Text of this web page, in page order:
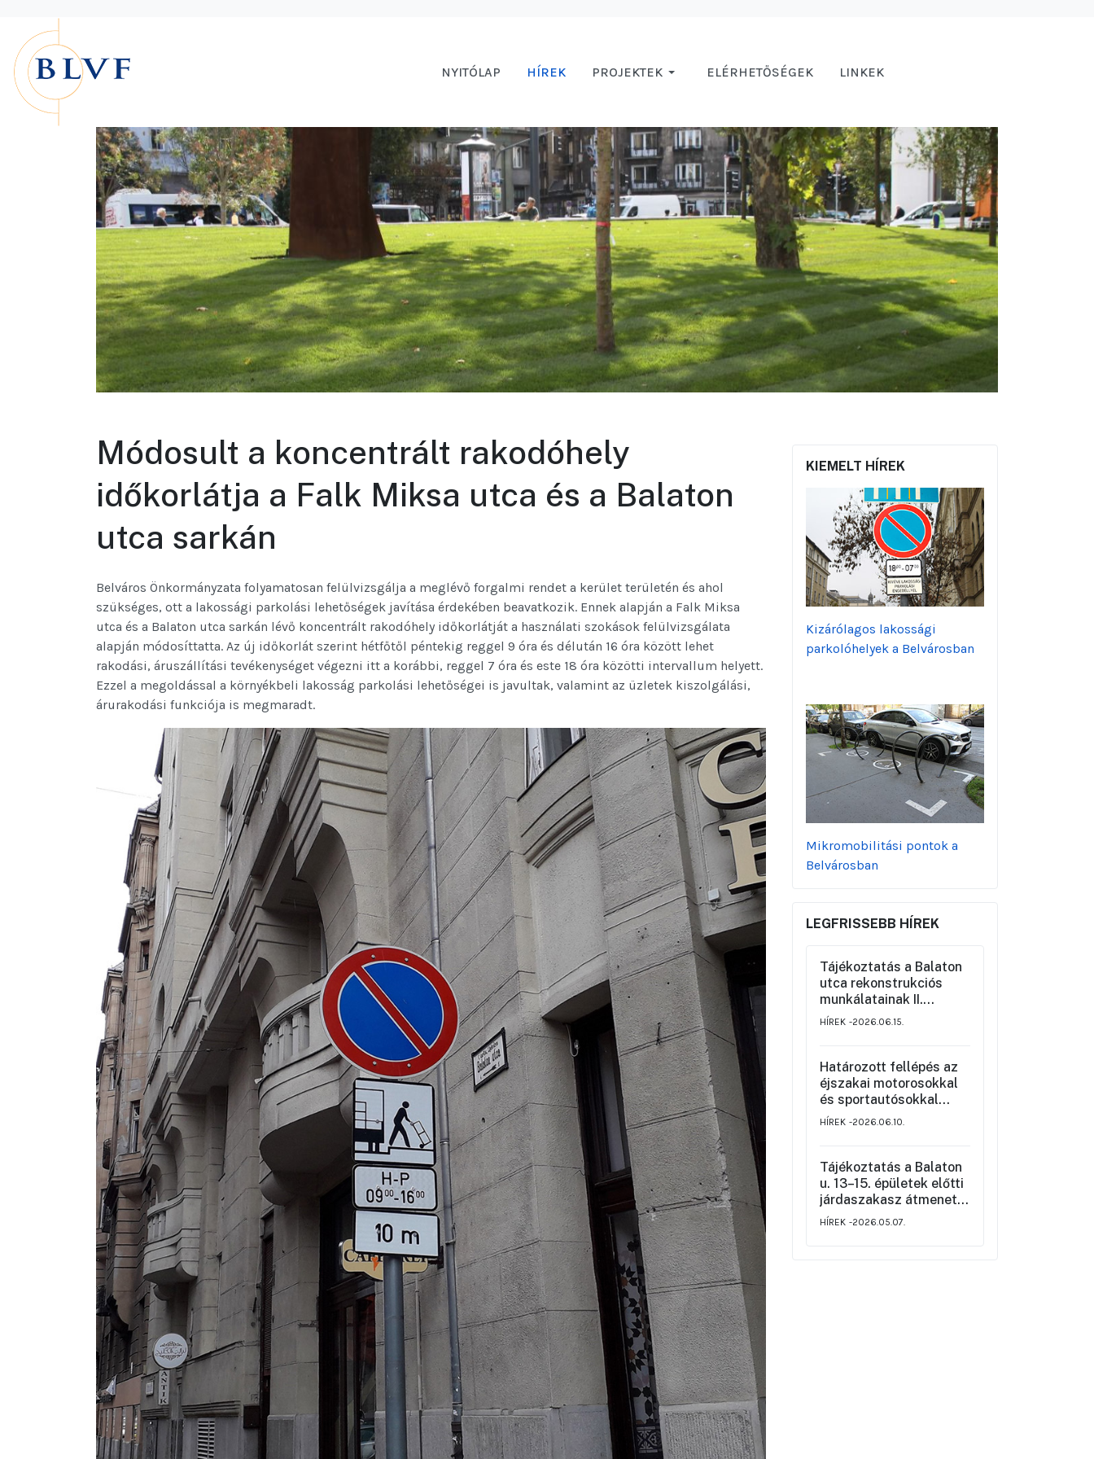
NYITÓLAP HÍREK PROJEKTEK ELÉRHETŐSÉGEK LINKEK
Módosult a koncentrált rakodóhely
időkorlátja a Falk Miksa utca és a Balaton
utca sarkán
Belváros Önkormányzata folyamatosan felülvizsgálja a meglévő forgalmi rendet a kerület területén és ahol
szükséges, ott a lakossági parkolási lehetőségek javítása érdekében beavatkozik. Ennek alapján a Falk Miksa
utca és a Balaton utca sarkán lévő koncentrált rakodóhely időkorlátját a használati szokások felülvizsgálata
alapján módosíttatta. Az új időkorlát szerint hétfőtől péntekig reggel 9 óra és délután 16 óra között lehet
rakodási, áruszállítási tevékenységet végezni itt a korábbi, reggel 7 óra és este 18 óra közötti intervallum helyett.
Ezzel a megoldással a környékbeli lakosság parkolási lehetőségei is javultak, valamint az üzletek kiszolgálási,
árurakodási funkciója is megmaradt.
KIEMELT HÍREK
Kizárólagos lakossági
parkolóhelyek a Belvárosban
Mikromobilitási pontok a
Belvárosban
LEGFRISSEBB HÍREK
Tájékoztatás a Balaton
utca rekonstrukciós
munkálatainak II.
üteméről a Szemere
valamint a környék
ideiglenes forgalmi
rendjéről
HÍREK 2026.06.15.
Határozott fellépés az
éjszakai motorosokkal
és sportautósokkal
szemben
HÍREK 2026.06.10.
Tájékoztatás a Balaton
u. 13–15. épületek előtti
járdaszakasz átmeneti
korlátozásáról
HÍREK 2026.05.07.